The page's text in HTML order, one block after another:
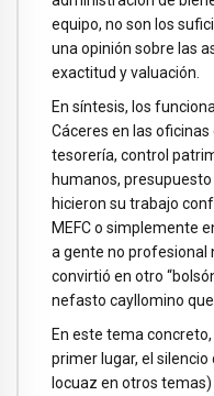
equipo, no son los
una opinión sobre las
exactitud y valuación.
En síntesis, los
Cáceres en las
tesorería, control
humanos,
hicieron su trabajo
MEFC o simplemente
a gente no profesional
convirtió en otro
nefasto cayllomino
En este tema
primer lugar, el
locuaz en otros